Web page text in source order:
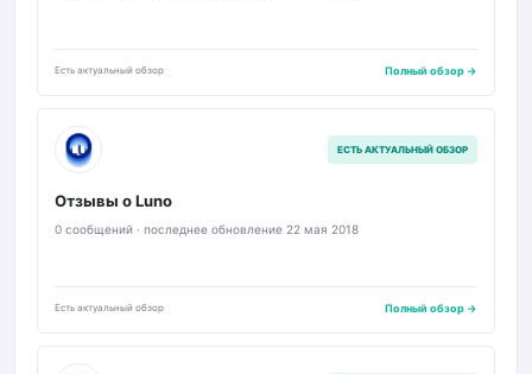
Есть актуальный обзор Полный обзор →
LU ЕСТЬ АКТУАЛЬНЫЙ ОБЗОР
Отзывы о Luno
0 сообщений · последнее обновление 22 мая 2018
Есть актуальный обзор Полный обзор →